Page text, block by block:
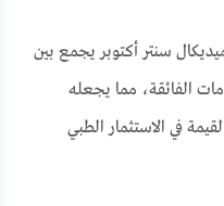
سنتر أكتوبر يجمع بين
الفائقة، مما يجعله
في الاستثمار الطبي